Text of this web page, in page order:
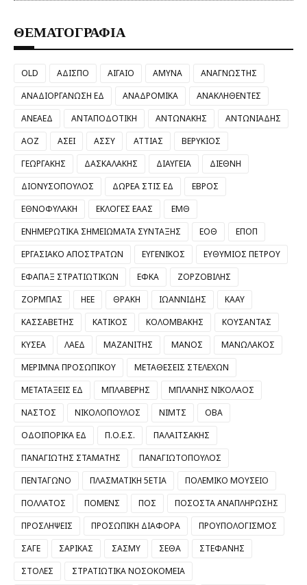
ΘΕΜΑΤΟΓΡΑΦΙΑ
OLD ΑΔΙΣΠΟ ΑΙΓΑΙΟ ΑΜΥΝΑ
ΑΝΑΓΝΩΣΤΗΣ
ΑΝΑΔΙΟΡΓΑΝΩΣΗ ΕΔ
ΑΝΑΔΡΟΜΙΚΑ
ΑΝΑΚΛΗΘΕΝΤΕΣ
ΑΝΕΑΕΔ
ΑΝΤΑΠΟΔΟΤΙΚΗ ΑΝΤΩΝΑΚΗΣ
ΑΝΤΩΝΙΑΔΗΣ
ΑΟΖ
ΑΣΕΙ ΑΣΣΥ ΑΤΤΙΑΣ
ΒΕΡΥΚΙΟΣ
ΓΕΩΡΓΑΚΗΣ
ΔΑΣΚΑΛΑΚΗΣ ΔΙΑΥΓΕΙΑ
ΔΙΕΘΝΗ
ΔΙΟΝΥΣΟΠΟΥΛΟΣ
ΔΩΡΕΑ ΣΤΙΣ ΕΔ
ΕΒΡΟΣ
ΕΘΝΟΦΥΛΑΚΗ
ΕΚΛΟΓΕΣ ΕΑΑΣ
ΕΜΘ
ΕΝΗΜΕΡΩΤΙΚΑ ΣΗΜΕΙΩΜΑΤΑ ΣΥΝΤΑΞΗΣ
ΕΟΘ
ΕΠΟΠ
ΕΡΓΑΣΙΑΚΟ ΑΠΟΣΤΡΑΤΩΝ
ΕΥΓΕΝΙΚΟΣ
ΕΥΘΥΜΙΟΣ ΠΕΤΡΟΥ
ΕΦΑΠΑΞ ΣΤΡΑΤΙΩΤΙΚΩΝ
ΕΦΚΑ
ΖΟΡΖΟΒΙΛΗΣ
ΖΟΡΜΠΑΣ
ΗΕΕ ΘΡΑΚΗ ΙΩΑΝΝΙΔΗΣ
ΚΑΑΥ
ΚΑΣΣΑΒΕΤΗΣ
ΚΑΤΙΚΟΣ ΚΟΛΟΜΒΑΚΗΣ
ΚΟΥΣΑΝΤΑΣ
ΚΥΣΕΑ
ΛΑΕΔ ΜΑΖΑΝΙΤΗΣ ΜΑΝΟΣ
ΜΑΝΩΛΑΚΟΣ
ΜΕΡΙΜΝΑ ΠΡΟΣΩΠΙΚΟΥ
ΜΕΤΑΘΕΣΕΙΣ ΣΤΕΛΕΧΩΝ
ΜΕΤΑΤΑΞΕΙΣ ΕΔ
ΜΠΛΑΒΕΡΗΣ
ΜΠΛΑΝΗΣ ΝΙΚΟΛΑΟΣ
ΝΑΣΤΟΣ
ΝΙΚΟΛΟΠΟΥΛΟΣ ΝΙΜΤΣ
ΟΒΑ
ΟΔΟΙΠΟΡΙΚΑ ΕΔ
Π.Ο.Ε.Σ.
ΠΑΛΑΙΤΣΑΚΗΣ
ΠΑΝΑΓΙΩΤΗΣ ΣΤΑΜΑΤΗΣ
ΠΑΝΑΓΙΩΤΟΠΟΥΛΟΣ
ΠΕΝΤΑΓΩΝΟ
ΠΛΑΣΜΑΤΙΚΗ 5ΕΤΙΑ
ΠΟΛΕΜΙΚΟ ΜΟΥΣΕΙΟ
ΠΟΛΛΑΤΟΣ
ΠΟΜΕΝΣ ΠΟΣ
ΠΟΣΟΣΤΑ ΑΝΑΠΛΗΡΩΣΗΣ
ΠΡΟΣΛΗΨΕΙΣ
ΠΡΟΣΩΠΙΚΗ ΔΙΑΦΟΡΑ
ΠΡΟΥΠΟΛΟΓΙΣΜΟΣ
ΣΑΓΕ
ΣΑΡΙΚΑΣ ΣΑΣΜΥ ΣΕΘΑ
ΣΤΕΦΑΝΗΣ
ΣΤΟΛΕΣ
ΣΤΡΑΤΙΩΤΙΚΑ ΝΟΣΟΚΟΜΕΙΑ